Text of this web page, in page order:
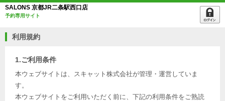
SALONS 京都JR二条駅西口店
予約専用サイト
利用規約
1.ご利用条件
本ウェブサイトは、スキャット株式会社が管理・運営していま
す。
本ウェブサイトをご利用いただく前に、下記の利用条件をご熟読